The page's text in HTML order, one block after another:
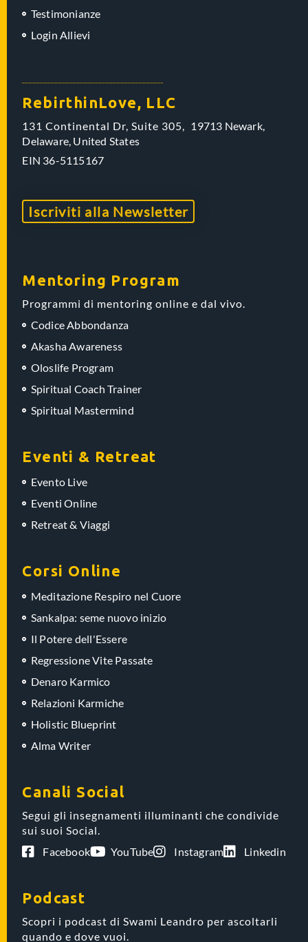
Testimonianze
Login Allievi
RebirthinLove, LLC
131 Continental Dr, Suite 305, 19713 Newark,
Delaware, United States
EIN 36-5115167
Iscriviti alla Newsletter
Mentoring Program
Programmi di mentoring online e dal vivo.
Codice Abbondanza
Akasha Awareness
Oloslife Program
Spiritual Coach Trainer
Spiritual Mastermind
Eventi & Retreat
Evento Live
Eventi Online
Retreat & Viaggi
Corsi Online
Meditazione Respiro nel Cuore
Sankalpa: seme nuovo inizio
Il Potere dell'Essere
Regressione Vite Passate
Denaro Karmico
Relazioni Karmiche
Holistic Blueprint
Alma Writer
Canali Social
Segui gli insegnamenti illuminanti che condivide
sui suoi Social.
Facebook
YouTube Instagram Linkedin
Podcast
Scopri i podcast di Swami Leandro per ascoltarli
quando e dove vuoi.